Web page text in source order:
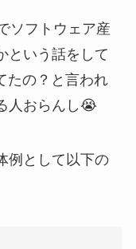
ソフトウェア産
という話をして
たの？と言われ
人おらんし😭
例として以下の